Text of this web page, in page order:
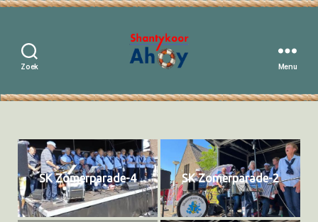
Zoek
Ahoy
Menu
SK Zomerparade-4 SK Zomerparade-2